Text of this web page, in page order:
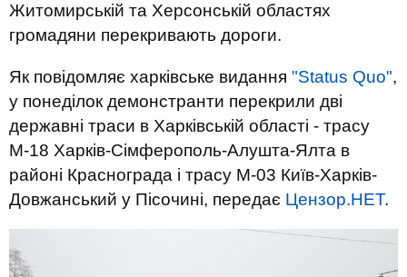
Житомирській та Херсонській областях
громадяни перекривають дороги.
Як повідомляє харківське видання "Status Quo",
у понеділок демонстранти перекрили дві
державні траси в Харківській області - трасу
М-18 Харків-Сімферополь-Алушта-Ялта в
районі Краснограда і трасу М-03 Київ-Харків-
Довжанський у Пісочині, передає Цензор.НЕТ.